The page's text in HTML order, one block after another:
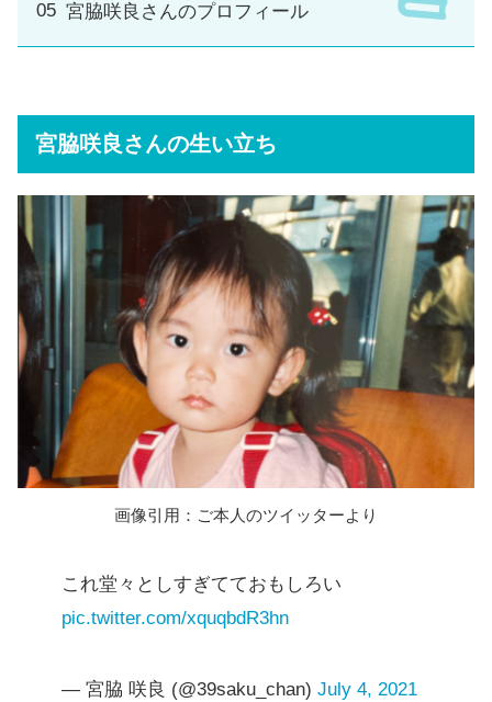
宮脇咲良さんのプロフィール
宮脇咲良さんの生い立ち
画像引用：ご本人のツイッターより
これ堂々としすぎてておもしろい
pic.twitter.com/xquqbdR3hn
— 宮脇 咲良 (@39saku_chan) July 4, 2021